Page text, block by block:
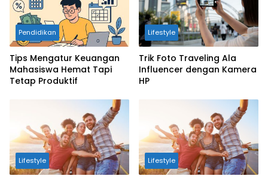
Pendidikan
Tips Mengatur Keuangan
Mahasiswa Hemat Tapi
Tetap Produktif
Lifestyle
Trik Foto Traveling Ala
Influencer dengan Kamera
HP
Lifestyle Lifestyle